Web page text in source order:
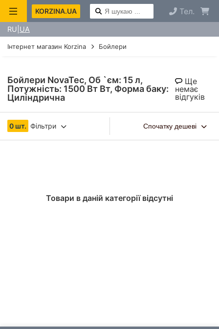
KORZINA.UA Тел.
RU UA
Інтернет магазин Korzina Бойлери
Бойлери NovaTec, Об `єм: 15 л,
Потужність: 1500 Вт Вт, Форма баку:
Циліндрична
Ще
немає
відгуків
0 шт. Фільтри Спочатку дешеві
Товари в даній категорії відсутні